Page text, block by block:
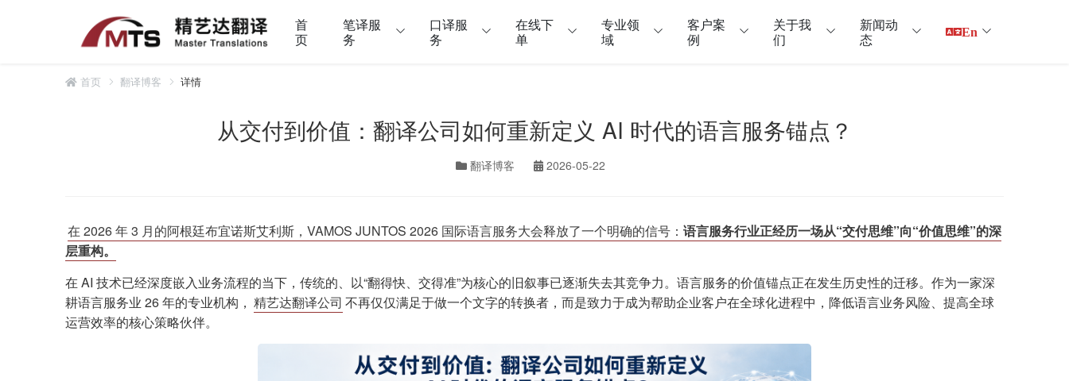
首
页
笔译服
务
口译服
务
在线下
单
专业领
域
客户案
例
关于我
们
新闻动
态
En
首页 翻译博客 详情
从交付到价值：翻译公司如何重新定义 AI 时代的语言服务锚点？
翻译博客 2026-05-22
在 2026 年 3 月的阿根廷布宜诺斯艾利斯，VAMOS JUNTOS 2026 国际语言服务大会释放了一个明确的信号： 语言服务行业正经历一场从“交付思维”向“价值思维”的深
层重构。
在 AI 技术已经深度嵌入业务流程的当下，传统的、以“翻得快、交得准”为核心的旧叙事已逐渐失去其竞争力。语言服务的价值锚点正在发生历史性的迁移。作为一家深
耕语言服务业 26 年的专业机构， 精艺达翻译公司 不再仅仅满足于做一个文字的转换者，而是致力于成为帮助企业客户在全球化进程中，降低语言业务风险、提高全球
运营效率的核心策略伙伴。